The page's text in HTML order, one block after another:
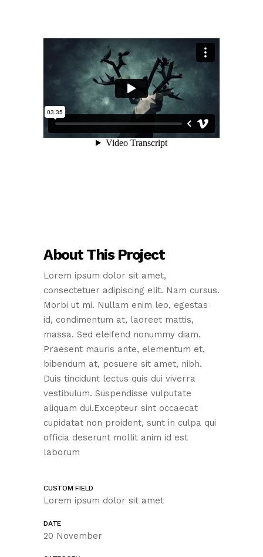
About This Project
Lorem ipsum dolor sit amet,
consectetuer adipiscing elit. Nam cursus.
Morbi ut mi. Nullam enim leo, egestas
id, condimentum at, laoreet mattis,
massa. Sed eleifend nonummy diam.
Praesent mauris ante, elementum et,
bibendum at, posuere sit amet, nibh.
Duis tincidunt lectus quis dui viverra
vestibulum. Suspendisse vulputate
aliquam dui.Excepteur sint occaecat
cupidatat non proident, sunt in culpa qui
officia deserunt mollit anim id est
laborum
CUSTOM FIELD
Lorem ipsum dolor sit amet
DATE
20 November